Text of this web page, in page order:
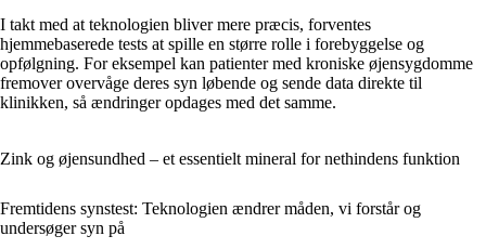
I takt med at teknologien bliver mere præcis, forventes
hjemmebaserede tests at spille en større rolle i forebyggelse og
opfølgning. For eksempel kan patienter med kroniske øjensygdomme
fremover overvåge deres syn løbende og sende data direkte til
klinikken, så ændringer opdages med det samme.
Zink og øjensundhed – et essentielt mineral for nethindens funktion
Fremtidens synstest: Teknologien ændrer måden, vi forstår og
undersøger syn på